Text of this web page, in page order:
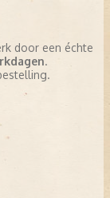
door een échte
.